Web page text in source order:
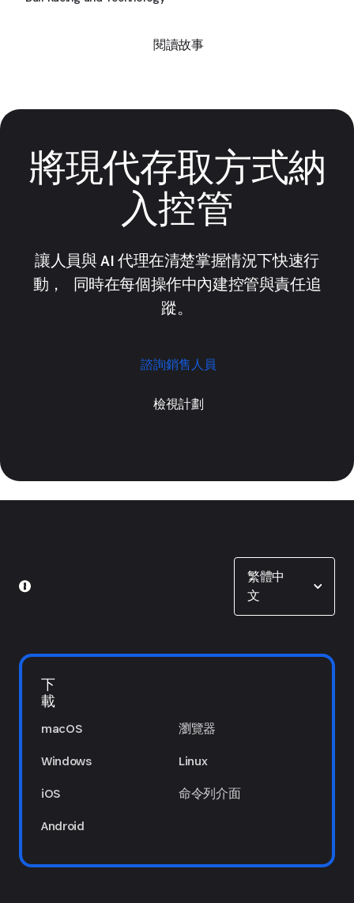
閱讀故事
將現代存取方式納
入控管
讓人員與 AI 代理在清楚掌握情況下快速行
動， 同時在每個操作中內建控管與責任追
蹤。
諮詢銷售人員
檢視計劃
繁體中
文
Show options
下
載
macOS
Windows
iOS
Android
瀏覽器
Linux
命令列介面